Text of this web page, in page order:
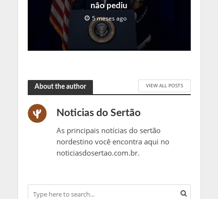
não pediu
5 meses ago
About the author VIEW ALL POSTS
Noticias do Sertão
As principais notícias do sertão
nordestino você encontra aqui no
noticiasdosertao.com.br.